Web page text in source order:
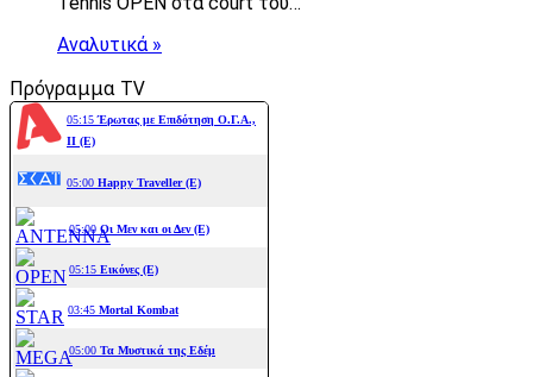
Αναλυτικά »
Πρόγραμμα TV